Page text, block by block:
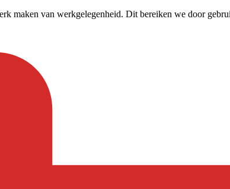
maken van werkgelegenheid. Dit bereiken we door